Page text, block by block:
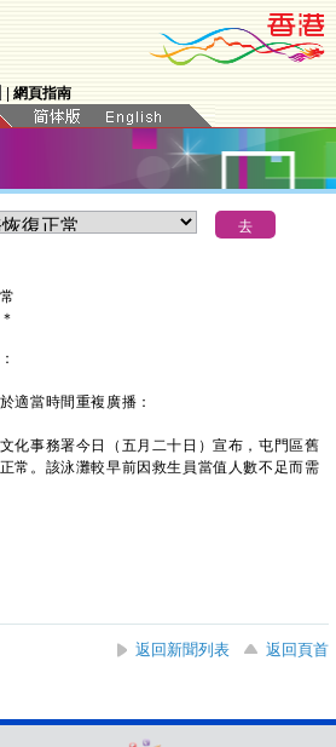
網頁指南
＊
適當時間重複廣播：
事務署今日（五月二十日）宣布，屯門區舊
常。該泳灘較早前因救生員當值人數不足而需
返回新聞列表
返回頁首